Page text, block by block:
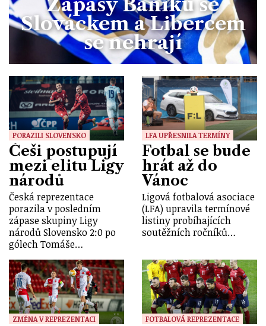
Slováckem a Libercem
se nehrají
PORAZILI SLOVENSKO
Češi postupují
mezi elitu Ligy
národů
Česká reprezentace
porazila v posledním
zápase skupiny Ligy
národů Slovensko 2:0 po
gólech Tomáše…
LFA UPŘESNILA TERMÍNY
Fotbal se bude
hrát až do
Vánoc
Ligová fotbalová asociace
(LFA) upravila termínové
listiny probíhajících
soutěžních ročníků…
ZMĚNA V REPREZENTACI FOTBALOVÁ REPREZENTACE